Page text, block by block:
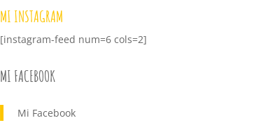
MI INSTAGRAM
[instagram-feed num=6 cols=2]
MI FACEBOOK
Mi Facebook